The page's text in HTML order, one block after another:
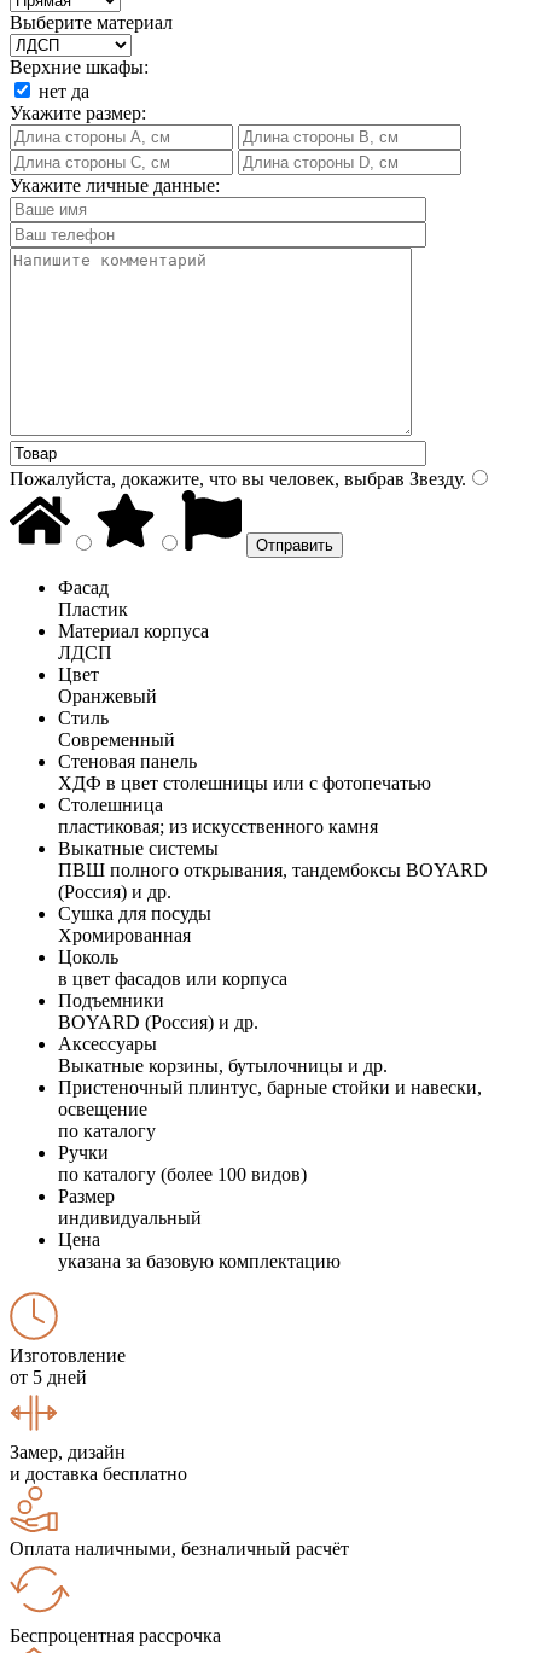
Выберите материал
Верхние шкафы:
нет да
Укажите размер:
Укажите личные данные:
Пожалуйста, докажите, что вы человек, выбрав Звезду.
Фасад
Пластик
Материал корпуса
ЛДСП
Цвет
Оранжевый
Стиль
Современный
Стеновая панель
ХДФ в цвет столешницы или с фотопечатью
Столешница
пластиковая; из искусственного камня
Выкатные системы
ПВШ полного открывания, тандембоксы BOYARD
(Россия) и др.
Сушка для посуды
Хромированная
Цоколь
в цвет фасадов или корпуса
Подъемники
BOYARD (Россия) и др.
Аксессуары
Выкатные корзины, бутылочницы и др.
Пристеночный плинтус, барные стойки и навески,
освещение
по каталогу
Ручки
по каталогу (более 100 видов)
Размер
индивидуальный
Цена
указана за базовую комплектацию
Изготовление
от 5 дней
Замер, дизайн
и доставка бесплатно
Оплата наличными, безналичный расчёт
Беспроцентная рассрочка